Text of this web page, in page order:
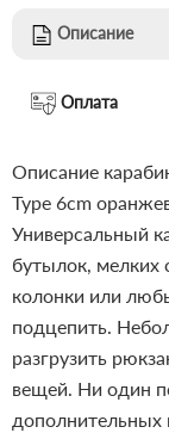
Описание
Оплата
Описание
Type 6cm
Универсальный
бутылок, мелких
колонки или
подцепить.
разгрузить
вещей. Ни один
дополнительных